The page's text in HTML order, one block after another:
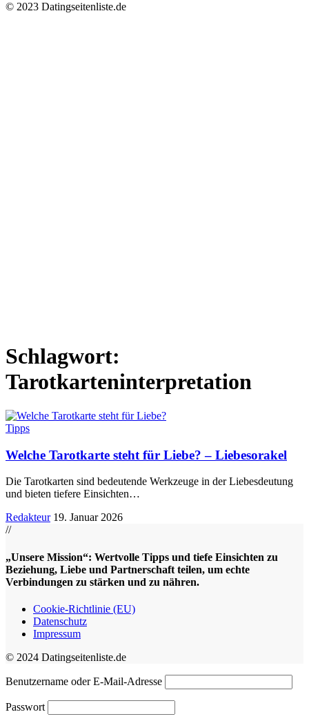
© 2023 Datingseitenliste.de
Schlagwort:
Tarotkarteninterpretation
Tipps
Welche Tarotkarte steht für Liebe? – Liebesorakel
Die Tarotkarten sind bedeutende Werkzeuge in der Liebesdeutung
und bieten tiefere Einsichten…
Redakteur 19. Januar 2026
//
„Unsere Mission“: Wertvolle Tipps und tiefe Einsichten zu
Beziehung, Liebe und Partnerschaft teilen, um echte
Verbindungen zu stärken und zu nähren.
Cookie-Richtlinie (EU)
Datenschutz
Impressum
© 2024 Datingseitenliste.de
Benutzername oder E-Mail-Adresse
Passwort